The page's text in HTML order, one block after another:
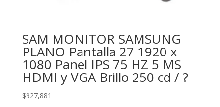
SAM MONITOR SAMSUNG
PLANO Pantalla 27 1920 x
1080 Panel IPS 75 HZ 5 MS
HDMI y VGA Brillo 250 cd / ?
$927,881